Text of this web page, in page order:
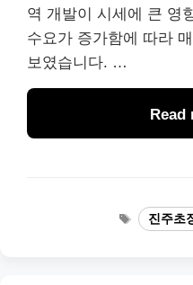
역 개발이 시세에 큰 영
수요가 증가함에 따라
보였습니다. …
Read
Tags진주초